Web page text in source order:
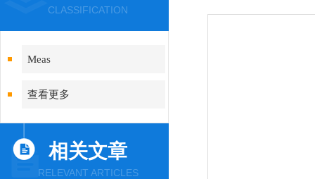
CLASSIFICATION
Meas
查看更多
相关文章
RELEVANT ARTICLES